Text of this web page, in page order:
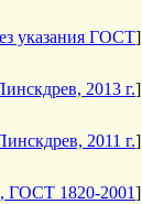
указания ГОСТ]
2013 г.]
2011 г.]
ГОСТ 1820-2001]